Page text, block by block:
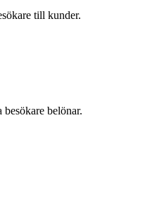
till kunder.
belönar.